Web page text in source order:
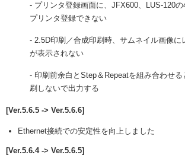
- プリンタ登録画面に、JFX600、LUS-120の
プリンタ登録できない
- 2.5D印刷／合成印刷時、サムネイル画像に
が表示されない
- 印刷前余白とStep＆Repeatを組み合わせ
刷しないで出力する
[Ver.5.6.5 -> Ver.5.6.6]
Ethernet接続での安定性を向上しました
[Ver.5.6.4 -> Ver.5.6.5]